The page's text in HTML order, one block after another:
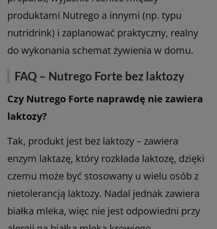
produktami Nutrego a innymi (np. typu
nutridrink) i zaplanować praktyczny, realny
do wykonania schemat żywienia w domu.
FAQ – Nutrego Forte bez laktozy
Czy Nutrego Forte naprawdę nie zawiera
laktozy?
Tak, produkt jest bez laktozy – zawiera
enzym laktazę, który rozkłada laktozę, dzięki
czemu może być stosowany u wielu osób z
nietolerancją laktozy. Nadal jednak zawiera
białka mleka, więc nie jest odpowiedni przy